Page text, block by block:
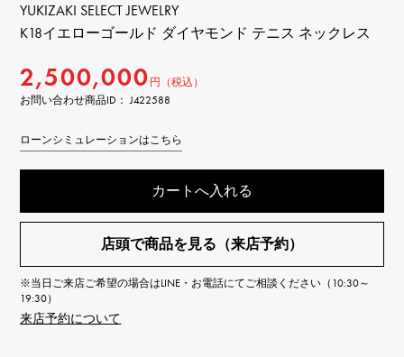
YUKIZAKI SELECT JEWELRY
K18イエローゴールド ダイヤモンド テニス ネックレス
2,500,000 円（税込）
お問い合わせ商品ID： J422588
ローンシミュレーションはこちら
カートへ入れる
店頭で商品を見る（来店予約）
※当日ご来店ご希望の場合はLINE・お電話にてご相談ください（10:30～
19:30）
来店予約について